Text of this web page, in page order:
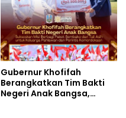
Gubernur Khofifah
Berangkatkan Tim Bakti
Negeri Anak Bangsa,